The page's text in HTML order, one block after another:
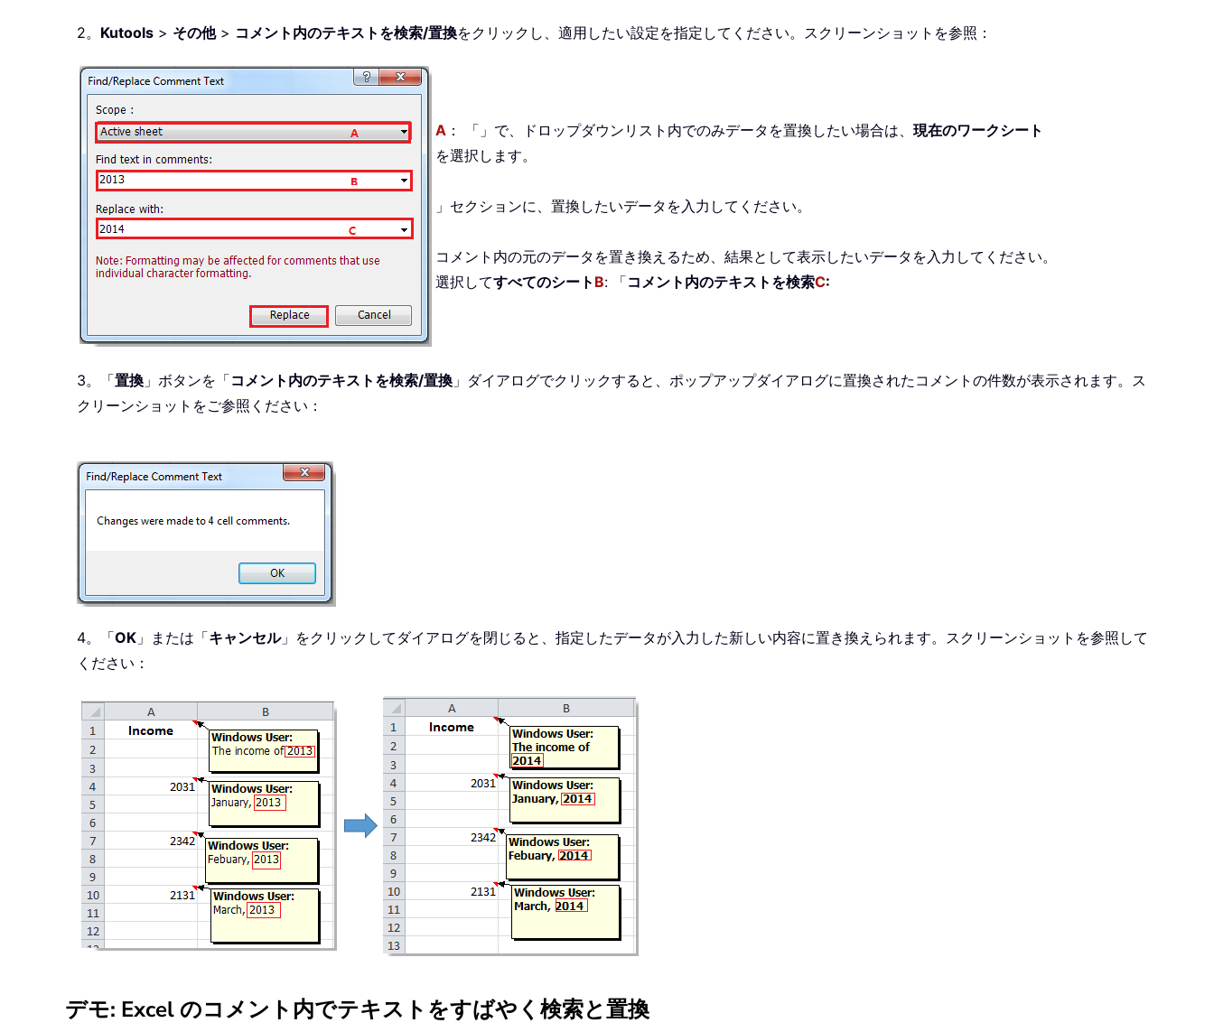
2。 Kutools > その他> コメント内のテキストを検索/置換をクリックし、適用したい設定を指定してください。スクリーンショットを参照：
A ： 「」で、ドロップダウンリスト内でのみデータを置換したい場合は、 現在のワークシート
を選択します。
」セクションに、置換したいデータを入力してください。
コメント内の元のデータを置き換えるため、結果として表示したいデータを入力してください。
選択してすべてのシート B: 「コメント内のテキストを検索C:
3。「置換 」ボタンを「コメント内のテキストを検索/置換 」ダイアログでクリックすると、ポップアップダイアログに置換されたコメントの件数が表示されます。ス
クリーンショットをご参照ください：
4。「OK 」または「キャンセル」をクリックしてダイアログを閉じると、指定したデータが入力した新しい内容に置き換えられます。スクリーンショットを参照して
ください：
デモ: Excel のコメント内でテキストをすばやく検索と置換